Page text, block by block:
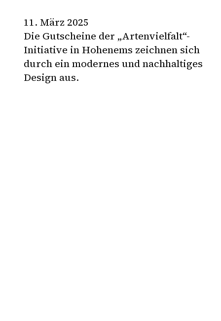
11. März 2025
Die Gutscheine der „Artenvielfalt“-
Initiative in Hohenems zeichnen sich
durch ein modernes und nachhaltiges
Design aus.